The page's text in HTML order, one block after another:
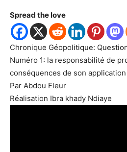
Spread the love
Chronique Géopolitique:
Numéro 1: la responsabilité de
conséquences de son
Par Abdou Fleur
Réalisation Ibra khady Ndiaye